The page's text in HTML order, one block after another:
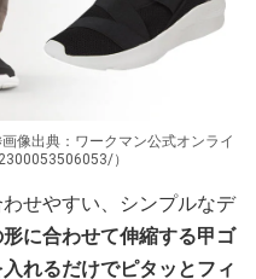
像出典：ワークマン公式オンライ
）
せやすい、シンプルなデ
形に合わせて伸縮する甲ゴ
れるだけでピタッとフィ